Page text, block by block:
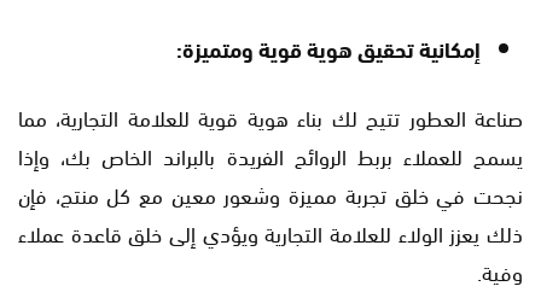
إمكانية تحقيق هوية قوية ومتميزة:
صناعة العطور تتيح لك بناء هوية قوية للعلامة التجارية، مما
يسمح للعملاء بربط الروائح الفريدة بالبراند الخاص بك، وإذا
نجحت في خلق تجربة مميزة وشعور معين مع كل منتج، فإن
ذلك يعزز الولاء للعلامة التجارية ويؤدي إلى خلق قاعدة عملاء
وفية.